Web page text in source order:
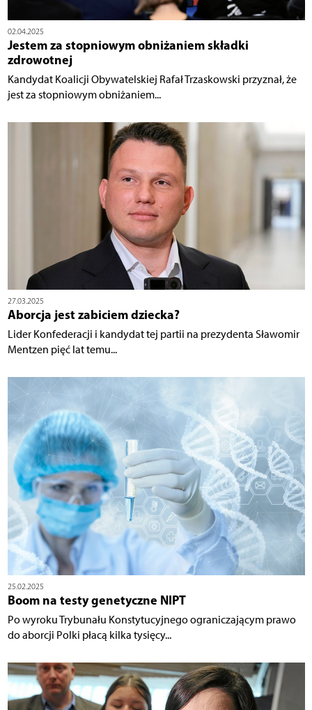
02.04.2025
Jestem za stopniowym obniżaniem składki
zdrowotnej
Kandydat Koalicji Obywatelskiej Rafał Trzaskowski przyznał, że
jest za stopniowym obniżaniem...
27.03.2025
Aborcja jest zabiciem dziecka?
Lider Konfederacji i kandydat tej partii na prezydenta Sławomir
Mentzen pięć lat temu...
25.02.2025
Boom na testy genetyczne NIPT
Po wyroku Trybunału Konstytucyjnego ograniczającym prawo
do aborcji Polki płacą kilka tysięcy...